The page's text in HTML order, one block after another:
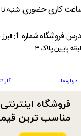
فروشگاه
مناسب ترین
کاری حضوری: شنبه تا پنج
درباره ما
فروشگاه شماره 1:
پایین پلاک ۴